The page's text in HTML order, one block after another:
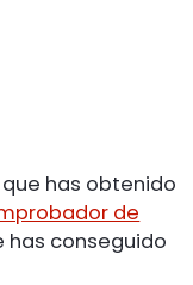
has obtenido
de
has conseguido